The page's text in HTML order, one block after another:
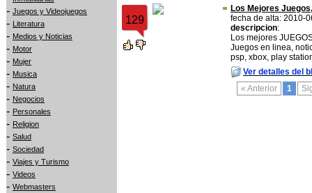
- Juegos y Videojuegos
- Literatura
- Medios y Noticias
- Motor
- Mujer
- Musica
- Natura
- Negocios
- Personales
- Religion
- Salud
- Sociedad
- Viajes y Turismo
- Videos
- Webmasters
129
Los Mejores
fecha de alta: 2010-
descripcion:
Los mejores
Juegos en linea,
psp, xbox, play
Ver detalles del
« Anterior
1